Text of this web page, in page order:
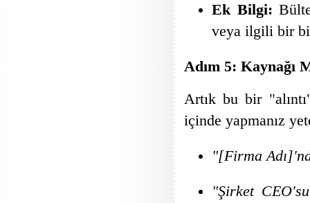
Ek Bilgi:
veya ilgili bir
Adım 5: Kaynağı
Artık bu bir
içinde yapmanız
"[Firma
"Şirket